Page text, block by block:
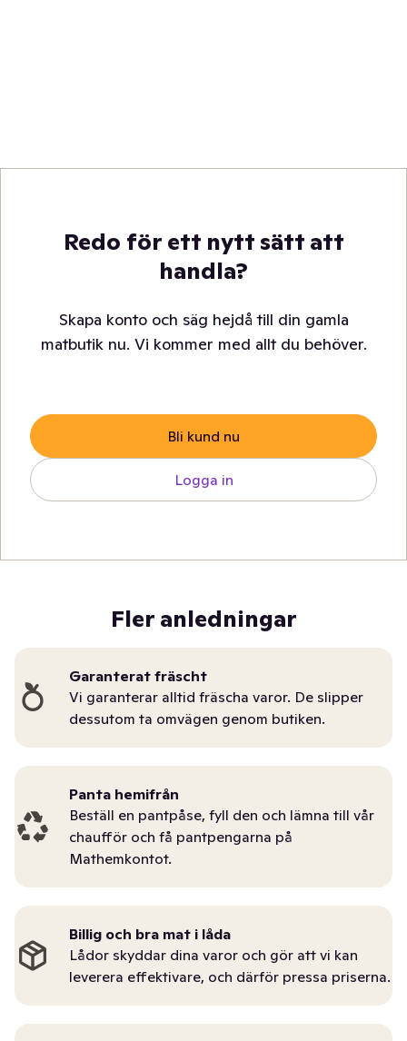
Redo för ett nytt sätt att
handla?
Skapa konto och säg hejdå till din gamla
matbutik nu. Vi kommer med allt du behöver.
Bli kund nu
Logga in
Fler anledningar
Garanterat fräscht
Vi garanterar alltid fräscha varor. De slipper
dessutom ta omvägen genom butiken.
Panta hemifrån
Beställ en pantpåse, fyll den och lämna till vår
chaufför och få pantpengarna på
Mathemkontot.
Billig och bra mat i låda
Lådor skyddar dina varor och gör att vi kan
leverera effektivare, och därför pressa priserna.